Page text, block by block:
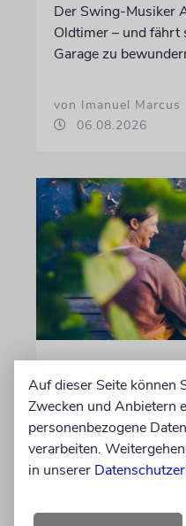
Der Swing-Musiker
Oldtimer – und fährt
Garage zu
von Imanuel Marcus
06.08.2026
Hilfe im
Familien mit
dass ausgerechnet
wird, die ihnen ein
Auf dieser Seite können
Zwecken und Anbietern
personenbezogene
verarbeiten.
in unserer